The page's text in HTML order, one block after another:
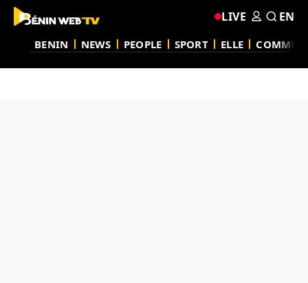
BENIN NEWS PEOPLE SPORT ELLE
LIVE EN